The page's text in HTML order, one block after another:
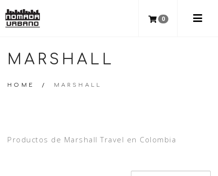
0
MARSHALL
HOME / MARSHALL
Productos de Marshall Travel en Colombia